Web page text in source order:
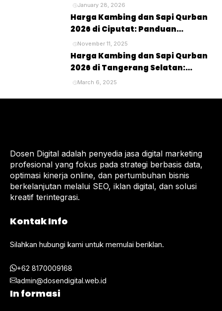
January 28, 2026
Harga Kambing dan Sapi Qurban
2026 di Ciputat: Panduan
Lengkap untuk Perayaan Idul
Adha
November 11, 2025
Harga Kambing dan Sapi Qurban
2026 di Tangerang Selatan:
Panduan Lengkap untuk Pembeli
March 6, 2025
Dosen Digital adalah penyedia jasa digital marketing
profesional yang fokus pada strategi berbasis data,
optimasi kinerja online, dan pertumbuhan bisnis
berkelanjutan melalui SEO, iklan digital, dan solusi
kreatif terintegrasi.
Kontak Info
Silahkan hubungi kami untuk memulai beriklan.
+62 8170009168
admin@dosendigital.web.id
In formasi